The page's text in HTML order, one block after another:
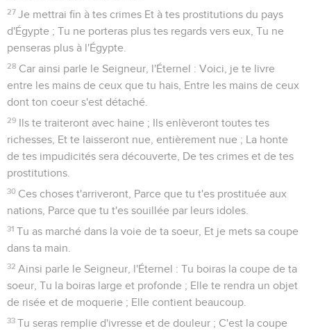
27 Je mettrai fin à tes crimes Et à tes prostitutions du pays
d'Égypte ; Tu ne porteras plus tes regards vers eux, Tu ne
penseras plus à l'Égypte.
28 Car ainsi parle le Seigneur, l'Éternel : Voici, je te livre
entre les mains de ceux que tu hais, Entre les mains de ceux
dont ton coeur s'est détaché.
29 Ils te traiteront avec haine ; Ils enlèveront toutes tes
richesses, Et te laisseront nue, entièrement nue ; La honte
de tes impudicités sera découverte, De tes crimes et de tes
prostitutions.
30 Ces choses t'arriveront, Parce que tu t'es prostituée aux
nations, Parce que tu t'es souillée par leurs idoles.
31 Tu as marché dans la voie de ta soeur, Et je mets sa coupe
dans ta main.
32 Ainsi parle le Seigneur, l'Éternel : Tu boiras la coupe de ta
soeur, Tu la boiras large et profonde ; Elle te rendra un objet
de risée et de moquerie ; Elle contient beaucoup.
33 Tu seras remplie d'ivresse et de douleur ; C'est la coupe